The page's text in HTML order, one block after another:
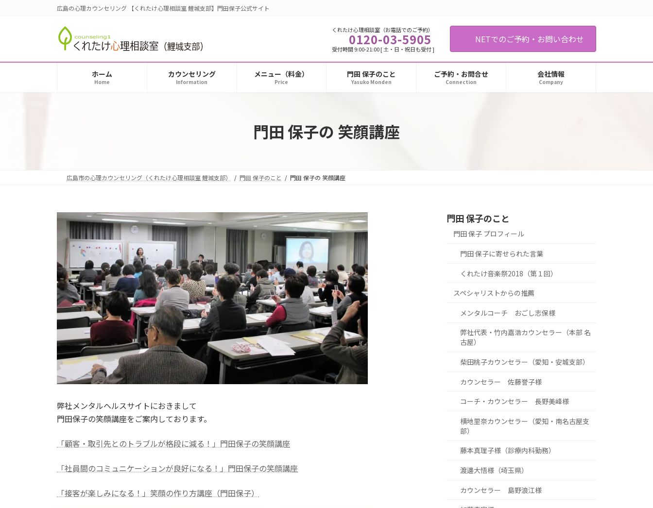
へ
ョ
広島の心理カウンセリング 【くれたけ心理相談室 鯉城支部】門田保子公式サイト
くれたけ心理相談室（お電話でのご予約）
0120-03-5905
受付時間 9:00-21:00 [ 土・日・祝日も受付 ]
NETでのご予約・お問い合わせ
ホーム
Home
カウンセリング
Information
メニュー（料金）
Price
門田 保子のこと
Yasuko Monden
ご予約・お問合せ
Connection
会社情報
Company
門田 保子の 笑顔講座
広島市の心理カウンセリング（くれたけ心理相談室 鯉城支部） 門田 保子のこと 門田 保子の 笑顔講座
弊社メンタルヘルスサイトにおきまして
門田保子の笑顔講座をご案内しております。
「顧客・取引先とのトラブルが格段に減る！」門田保子の笑顔講座
「社員間のコミュニケーションが良好になる！」門田保子の笑顔講座
「接客が楽しみになる！」笑顔の作り方講座（門田保子）
門田 保子のこと
門田 保子 プロフィール
門田 保子に寄せられた言葉
くれたけ音楽祭2018（第１回）
スペシャリストからの推薦
メンタルコーチ おごし志保様
弊社代表・竹内嘉浩カウンセラー（本部 名
古屋）
柴田桃子カウンセラー（愛知・安城支部）
カウンセラー 佐藤誉子様
コーチ・カウンセラー 長野美峰様
横地里奈カウンセラー（愛知・南名古屋支
部）
藤本真理子様（診療内科勤務）
渡邊大悟様（埼玉県）
カウンセラー 島野浪江様